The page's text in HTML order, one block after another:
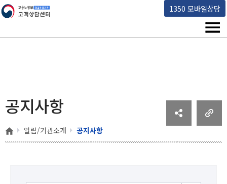
1350 모바일상담
고용노동부 책임운영기관 고객상담센터
메
공지사항
홈 알림/기관소개 공지사항